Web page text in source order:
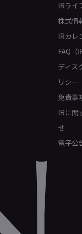
IRライ
株式情
IRカレ
FAQ（
ディス
リシー
免責事
IRに関
せ
電子公